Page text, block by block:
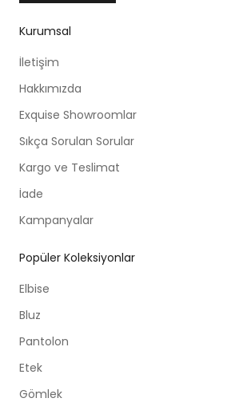
Kurumsal
İletişim
Hakkımızda
Exquise Showroomlar
Sıkça Sorulan Sorular
Kargo ve Teslimat
İade
Kampanyalar
Popüler Koleksiyonlar
Elbise
Bluz
Pantolon
Etek
Gömlek